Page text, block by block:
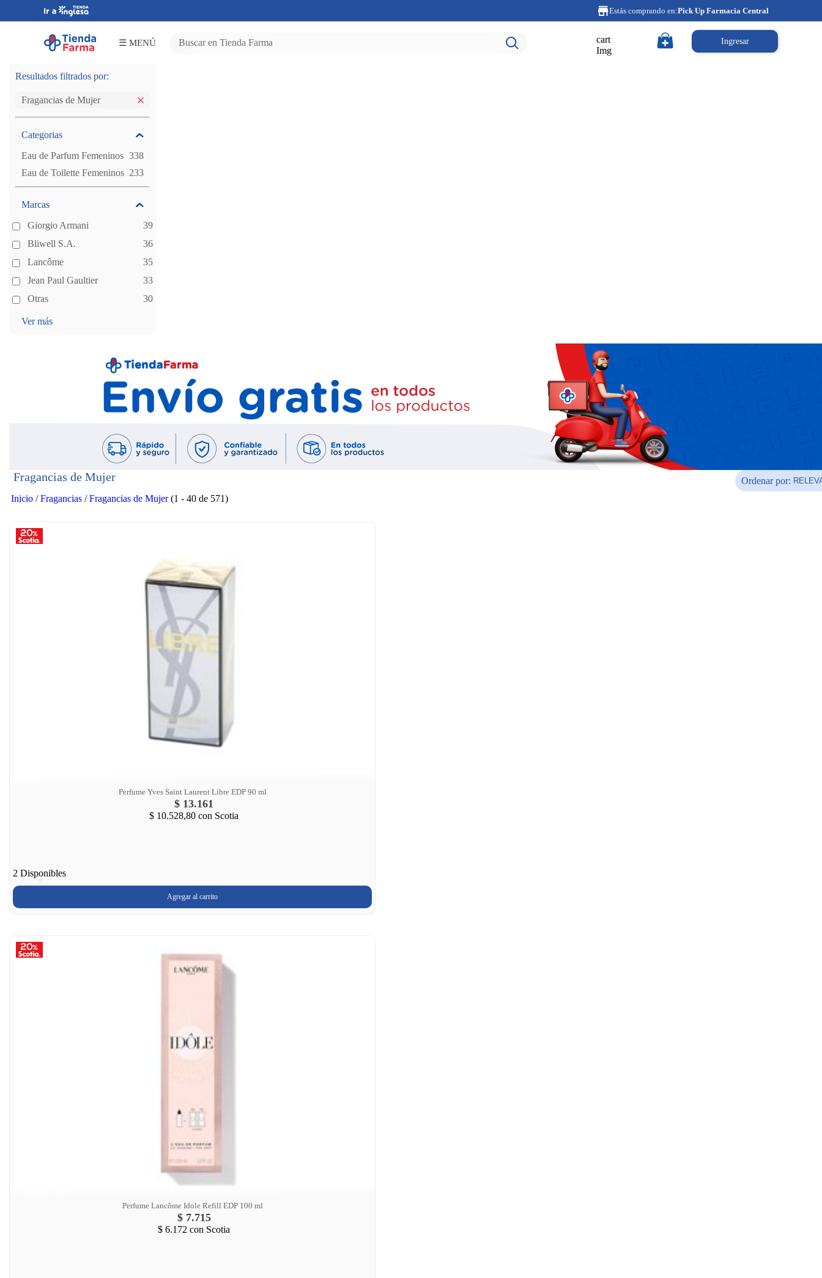
Estás comprando en:Pick Up Farmacia Central
☰ MENÚ
cart
Img
Ingresar
Resultados filtrados por:
Fragancias de Mujer
Categorias
Eau de Parfum Femeninos 338
Eau de Toilette Femeninos 233
Marcas
Giorgio Armani
39
Bliwell S.A.
36
Lancôme
35
Jean Paul Gaultier
33
Otras
30
Ver más
Fragancias de Mujer
Ordenar por:
Inicio /Fragancias /Fragancias de Mujer(1 - 40 de 571)
2 Disponibles
Perfume Yves Saint Laurent Libre EDP 90 ml
$ 13.161
$ 10.528,80 con Scotia
Perfume Lancôme Idole Refill EDP 100 ml
$ 7.715
$ 6.172 con Scotia